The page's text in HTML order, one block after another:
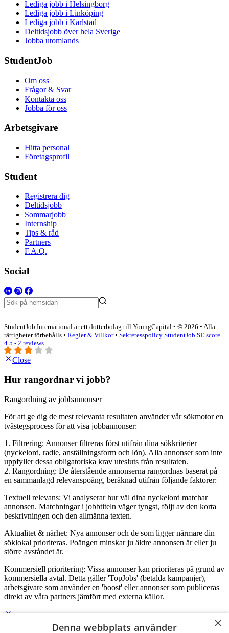
Lediga jobb i Helsingborg
Lediga jobb i Linköping
Lediga jobb i Karlstad
Deltidsjobb över hela Sverige
Jobba utomlands
StudentJob
Om oss
Frågor & Svar
Kontakta oss
Jobba för oss
Arbetsgivare
Hitta personal
Företagsprofil
Student
Registrera dig
Deltidsjobb
Sommarjobb
Internship
Tips & råd
Partners
F.A.Q.
Social
StudentJob International är ett dotterbolag till YoungCapital • © 2026 • Alla
rättigheter förbehålls • Regler & Villkor• Sekretesspolicy StudentJob SE score
4.5 - 2 reviews
Close
Hur rangordnar vi jobb?
Rangordning av jobbannonser
För att ge dig de mest relevanta resultaten använder vår sökmotor en
tvåstegsprocess för att visa jobbannonser:
1. Filtrering: Annonser filtreras först utifrån dina sökkriterier
(nyckelord, radie, anställningsform och lön). Alla annonser som inte
uppfyller dessa obligatoriska krav utesluts från resultaten.
2. Rangordning: De återstående annonserna rangordnas baserat på
en sammanlagd relevanspoäng, beräknad utifrån följande faktorer:
Textuell relevans: Vi analyserar hur väl dina nyckelord matchar
annonsen. Matchningar i jobbtiteln väger tyngst, följt av den korta
beskrivningen och den allmänna texten.
Aktualitet & närhet: Nya annonser och de som ligger närmare din
söklokal prioriteras. Poängen minskar ju äldre annonsen är eller ju
större avståndet är.
Kommersiell prioritering: Vissa annonser kan prioriteras på grund av
kommersiella avtal. Detta gäller 'TopJobs' (betalda kampanjer),
arbetsgivare som använder en 'boost' eller annonser som publiceras
direkt av våra partners jämfört med externa källor.
×
Denna webbplats använder